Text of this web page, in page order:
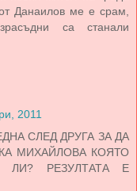
Данаилов ме е срам,
са станали
2011
СЛЕД ДРУГА ЗА ДА
МИХАЙЛОВА КОЯТО
ЛИ? РЕЗУЛТАТА Е